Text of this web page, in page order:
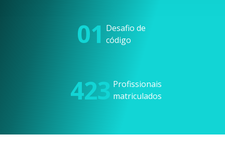
01 Desafio de
código
423 Profissionais
matriculados